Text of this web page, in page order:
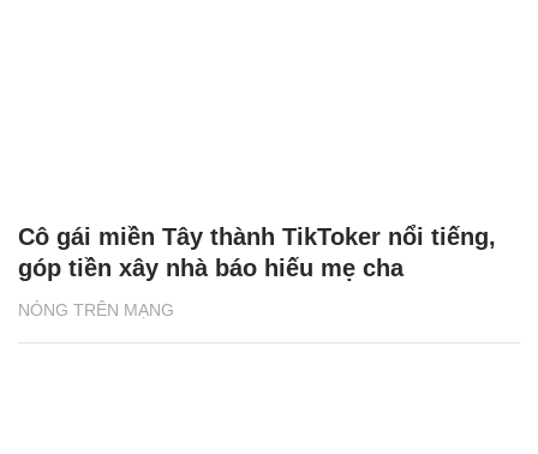
NÓNG TRÊN MẠNG
Cô gái miền Tây thành TikToker nổi tiếng,
góp tiền xây nhà báo hiếu mẹ cha